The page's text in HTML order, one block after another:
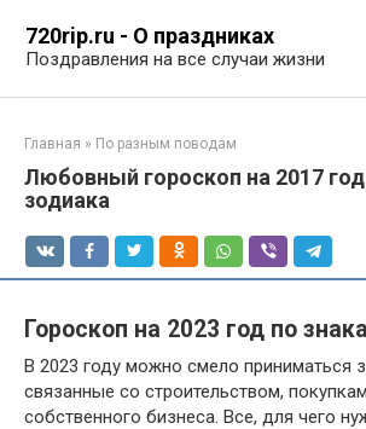
контенту
720rip.ru - О праздниках
Поздравления на все случаи жизни
Главная » По разным поводам
Любовный гороскоп на 2017
зодиака
Гороскоп на 2023 год по
В 2023 году можно смело приниматься
связанные со строительством,
собственного бизнеса. Все, для чего